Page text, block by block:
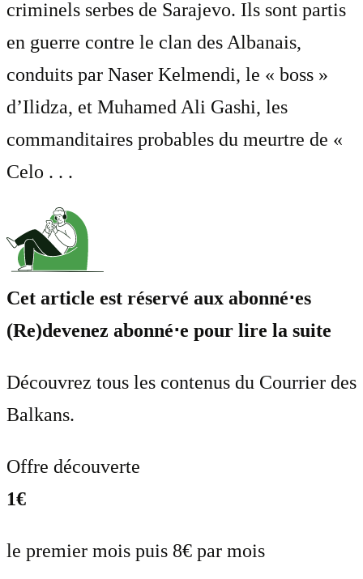
criminels serbes de Sarajevo. Ils sont partis
en guerre contre le clan des Albanais,
conduits par Naser Kelmendi, le « boss »
d’Ilidza, et Muhamed Ali Gashi, les
commanditaires probables du meurtre de «
Celo . . .
Cet article est réservé aux abonné⋅es
(Re)devenez abonné⋅e pour lire la suite
Découvrez tous les contenus du Courrier des
Balkans.
Offre découverte
1€
le premier mois puis 8€ par mois